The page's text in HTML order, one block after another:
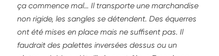
ça commence mal… Il transporte une marchandise
non rigide, les sangles se détendent. Des équerres
ont été mises en place mais ne suffisent pas. Il
faudrait des palettes inversées dessus ou un